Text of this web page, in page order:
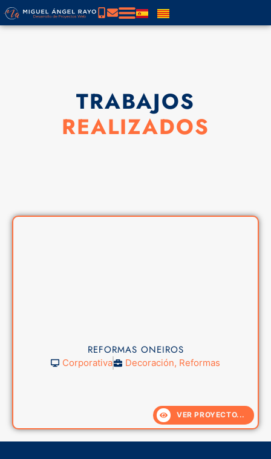
TRABAJOS
REALIZADOS
REFORMAS ONEIROS
Corporativa Decoración, Reformas
VER PROYECTO...